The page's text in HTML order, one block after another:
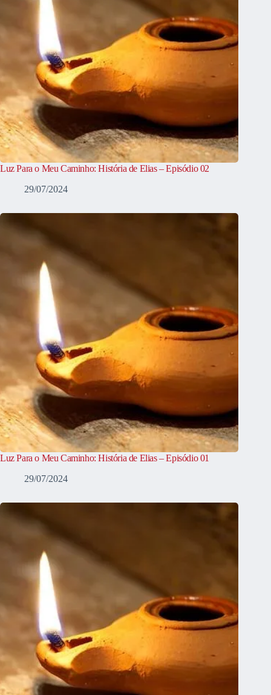
Luz Para o Meu Caminho: História de Elias – Episódio 02
29/07/2024
Luz Para o Meu Caminho: História de Elias – Episódio 01
29/07/2024